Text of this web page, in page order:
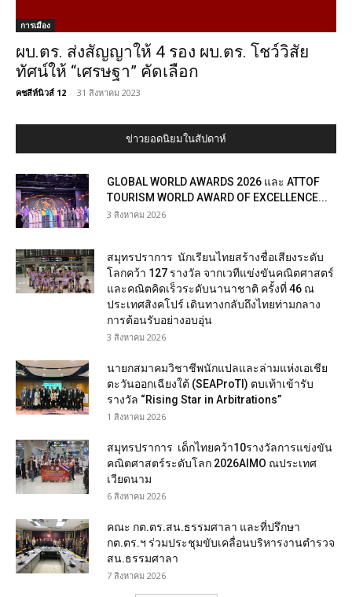
การเมือง
ผบ.ตร. ส่งสัญญาให้ 4 รอง ผบ.ตร. โชว์วิสัย
ทัศน์ให้ “เศรษฐา” คัดเลือก
คชสีห์นิวส์ 12 - 31 สิงหาคม 2023
ข่าวยอดนิยมในสัปดาห์
GLOBAL WORLD AWARDS 2026 และ ATTOF
TOURISM WORLD AWARD OF EXCELLENCE...
3 สิงหาคม 2026
สมุทรปราการ นักเรียนไทยสร้างชื่อเสียงระดับ
โลกคว้า 127 รางวัล จากเวทีแข่งขันคณิตศาสตร์
และคณิตคิดเร็วระดับนานาชาติ ครั้งที่ 46 ณ
ประเทศสิงคโปร์ เดินทางกลับถึงไทยท่ามกลาง
การต้อนรับอย่างอบอุ่น
3 สิงหาคม 2026
นายกสมาคมวิชาชีพนักแปลและล่ามแห่งเอเชีย
ตะวันออกเฉียงใต้ (SEAProTI) ตบเท้าเข้ารับ
รางวัล “Rising Star in Arbitrations”
1 สิงหาคม 2026
สมุทรปราการ เด็กไทยคว้า10รางวัลการแข่งขัน
คณิตศาสตร์ระดับโลก 2026AIMO ณประเทศ
เวียดนาม
6 สิงหาคม 2026
คณะ กต.ตร.สน.ธรรมศาลา และที่ปรึกษา
กต.ตร.ฯ ร่วมประชุมขับเคลื่อนบริหารงานตำรวจ
สน.ธรรมศาลา
7 สิงหาคม 2026